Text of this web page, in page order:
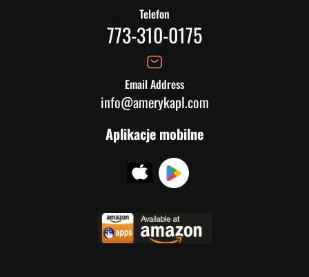
Telefon
773-310-0175
Email Address
info@amerykapl.com
Aplikacje mobilne